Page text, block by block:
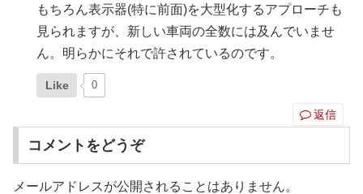
もちろん表示器(特に前面)を大型化するアプローチも
見られますが、新しい車両の全数には及んでいませ
ん。明らかにそれで許されているのです。
Like 0
返信
コメントをどうぞ
メールアドレスが公開されることはありません。